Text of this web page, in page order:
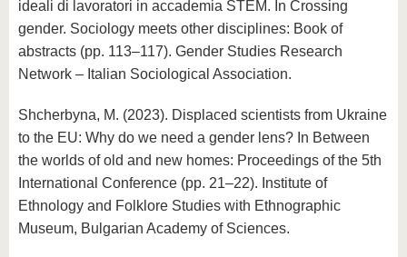
ideali di lavoratori in accademia STEM. In Crossing
gender. Sociology meets other disciplines: Book of
abstracts (pp. 113–117). Gender Studies Research
Network – Italian Sociological Association.
Shcherbyna, M. (2023). Displaced scientists from Ukraine
to the EU: Why do we need a gender lens? In Between
the worlds of old and new homes: Proceedings of the 5th
International Conference (pp. 21–22). Institute of
Ethnology and Folklore Studies with Ethnographic
Museum, Bulgarian Academy of Sciences.